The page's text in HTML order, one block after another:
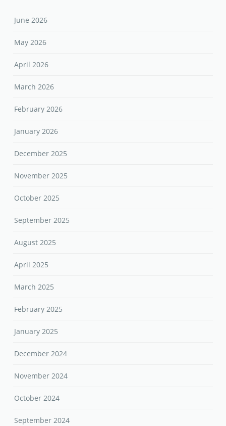
June 2026
May 2026
April 2026
March 2026
February 2026
January 2026
December 2025
November 2025
October 2025
September 2025
August 2025
April 2025
March 2025
February 2025
January 2025
December 2024
November 2024
October 2024
September 2024